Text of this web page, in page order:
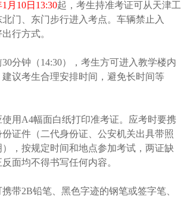
1 月 10日 13:30起，考生持准考证可从天津工
门、东门步行进入考点。车辆禁止入
行方式。
分钟（14:30），考生方可进入教学楼内
议考生合理安排时间，避免长时间等
用A4幅面白纸打印准考证。应考时要携
证件（二代身份证、公安机关出具带照
），按规定时间和地点参加考试，两证缺
面均不得书写任何内容。
带2B铅笔、黑色字迹的钢笔或签字笔、